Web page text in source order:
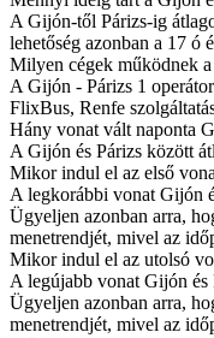
A Gijón-től Párizs-ig
lehetőség azonban a 17 ó
Milyen cégek működnek
A Gijón - Párizs 1
FlixBus, Renfe
Hány vonat vált naponta
A Gijón és Párizs között
Mikor indul el az első
A legkorábbi vonat Gijón
Ügyeljen azonban arra,
menetrendjét, mivel az
Mikor indul el az utolsó
A legújabb vonat Gijón
Ügyeljen azonban arra,
menetrendjét, mivel az